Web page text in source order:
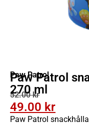
Paw Patrol
Paw Patrol
270 ml
52.00kr
49.00 kr
Paw Patrol